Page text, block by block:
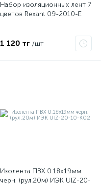
Набор изоляционных лент 7
цветов Rexant 09-2010-E
1 120 тг /шт
Изолента ПВХ 0.18х19мм
черн. (рул.20м) ИЭК UIZ-20-